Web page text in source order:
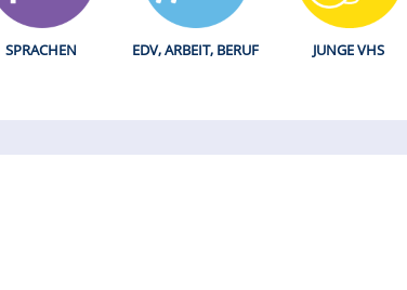
SPRACHEN EDV, ARBEIT, BERUF JUNGE VHS